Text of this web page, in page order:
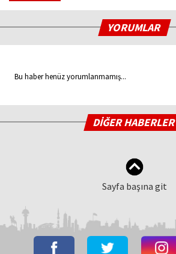
YORUMLAR
Bu haber henüz yorumlanmamış...
DİĞER HABERLER
Sayfa başına git